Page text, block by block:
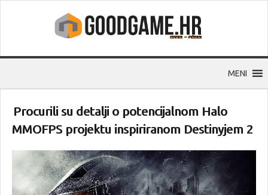
MENI
Procurili su detalji o potencijalnom Halo
MMOFPS projektu inspiriranom Destinyjem 2